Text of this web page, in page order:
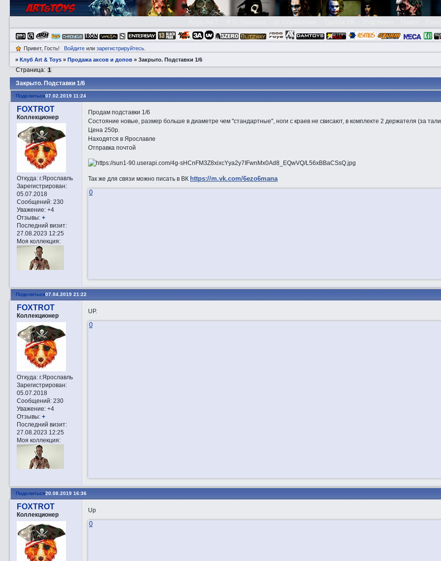
Привет, Гость! Войдитеили зарегистрируйтесь.
»Клуб Art & Toys »Продажа аксов и допов »Закрытo. Подставки 1/6
Закрытo. Подставки 1/6
Страница: 1
Поделиться07.02.2019 11:24
FOXTROT
Коллекционер
Откуда:г.Ярославль
Зарегистрирован:
05.07.2018
Сообщений:230
Уважение: +4
Отзывы: +
Последний визит:
27.08.2023 12:25
Моя коллекция:
Продам подставки 1/6
Состояние новые, размер больше в диаметре чем "стандартные", ноги с краев не свисают, в комплекте 2 держателя (за
Цена 250р.
Находятся в Ярославле
Отправка почтой
Так же для связи можно писать в ВК https://m.vk.com/6ezo6mana
0
Поделиться07.04.2019 21:22
FOXTROT
Коллекционер
Откуда:г.Ярославль
Зарегистрирован:
05.07.2018
Сообщений:230
Уважение: +4
Отзывы: +
Последний визит:
27.08.2023 12:25
Моя коллекция:
UP.
0
Поделиться20.08.2019 16:36
FOXTROT
Коллекционер
Up
0